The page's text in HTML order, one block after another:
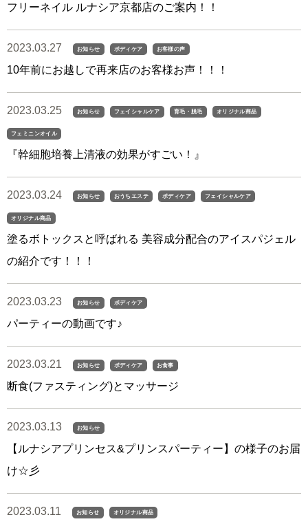
フリーネイル ルナシア京都店のご案内！！
2023.03.27 お知らせ ボディケア お客様の声
10年前にお越しで再来店のお客様お声！！！
2023.03.25 お知らせ フェイシャルケア 育毛・脱毛 オリジナル商品
フェミニンオイル
『幹細胞培養上清液の効果がすごい！』
2023.03.24 お知らせ おうちエステ ボディケア フェイシャルケア
オリジナル商品
塗るボトックスと呼ばれる 美容成分配合のアイスパジェル
の紹介です！！！
2023.03.23 お知らせ ボディケア
パーティーの動画です♪
2023.03.21 お知らせ ボディケア お食事
断食(ファスティング)とマッサージ
2023.03.13 お知らせ
【ルナシアプリンセス&プリンスパーティー】の様子のお届
け☆彡
2023.03.11 お知らせ オリジナル商品